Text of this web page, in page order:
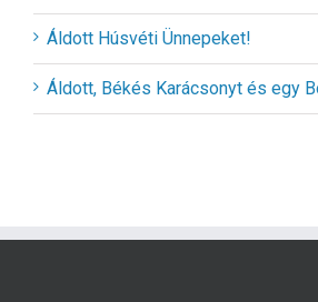
Áldott Húsvéti Ünnepeket!
Áldott, Békés Karácsonyt és egy